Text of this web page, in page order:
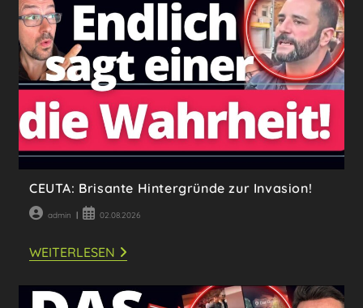
GERADE
DIESE
ARD-
FAKENEWS
AUS!
CEUTA: Brisante Hintergründe zur Invasion!
Beitrags-
admin
Beitrag02.08.2026
WEITERLESENCEUTA:
BRISANTE
ZUR
INVASION!